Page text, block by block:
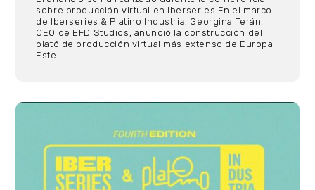
sobre producción virtual en Iberseries En el marco
de Iberseries & Platino Industria, Georgina Terán,
CEO de EFD Studios, anunció la construcción del
plató de producción virtual más extenso de Europa.
Este...